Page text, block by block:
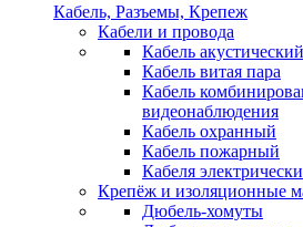
Кабель, Разъемы, Крепеж
Кабели и провода
Кабель акустический
Кабель витая пара
Кабель
видеонаблюдения
Кабель охранный
Кабель пожарный
Кабеля
Крепёж и изоляционные
Дюбель-хомуты